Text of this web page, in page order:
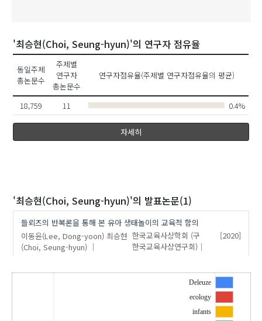
'최승현(Choi, Seung-hyun)'의 연구자 점유율
동일주제
총논문수
주제별
연구자
총논문수
연구자점유율(주제별 연구자점유율의 평균)
18,759 11 0.4%
자세히
'최승현(Choi, Seung-hyun)'의 발표논문(1)
들뢰즈의 반복론을 통해 본 유아 생태놀이의 교육적 함의
이동윤(Lee, Dong-yoon) 최승현
(Choi, Seung-hyun)
한국교육사상학회 (구
한국교육사상연구회)
[2020]
Deleuze
ecology
infants